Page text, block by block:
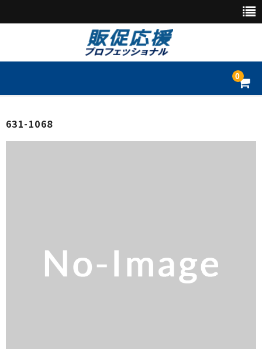
0
店頭幕・日除け幕
631-1068